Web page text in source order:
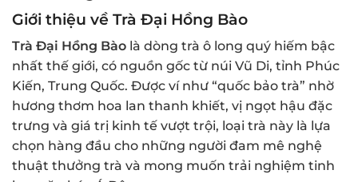
Giới thiệu về Trà Đại Hồng Bào
Trà Đại Hồng Bào là dòng trà ô long quý hiếm bậc
nhất thế giới, có nguồn gốc từ núi Vũ Di, tỉnh Phúc
Kiến, Trung Quốc. Được ví như “quốc bảo trà” nhờ
hương thơm hoa lan thanh khiết, vị ngọt hậu đặc
trưng và giá trị kinh tế vượt trội, loại trà này là lựa
chọn hàng đầu cho những người đam mê nghệ
thuật thưởng trà và mong muốn trải nghiệm tinh